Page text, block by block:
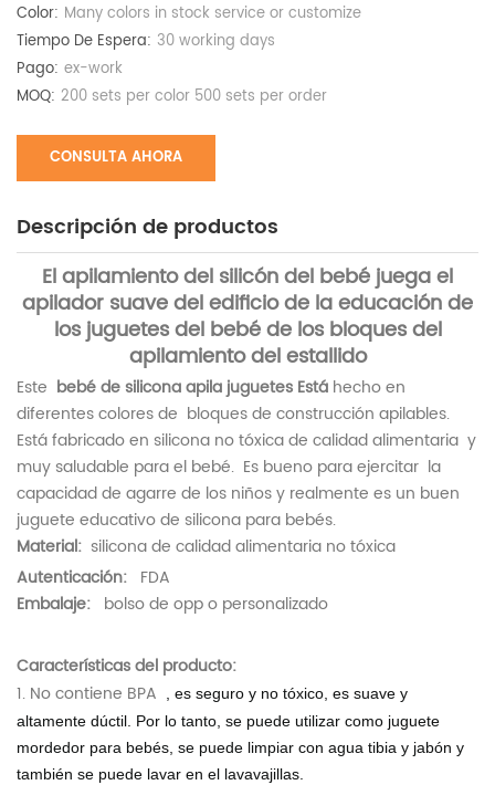
Color: Many colors in stock service or customize
Tiempo De Espera: 30 working days
Pago: ex-work
MOQ: 200 sets per color 500 sets per order
CONSULTA AHORA
Descripción de productos
El apilamiento del silicón del bebé juega el
apilador suave del edificio de la educación de
los juguetes del bebé de los bloques del
apilamiento del estallido
Este bebé de silicona apila juguetes Está hecho en
diferentes colores de bloques de construcción apilables.
Está fabricado en silicona no tóxicade calidad alimentaria y
muy saludable para el bebé. Es bueno paraejercitar la
capacidad de agarre de los niños y realmente es un buen
juguete educativo de silicona para bebés.
Material: silicona de calidad alimentaria no tóxica
Autenticación: FDA
Embalaje: bolso de opp o personalizado
Características del producto:
1. No contiene BPA
, es seguro y no tóxico, es suave y
altamente dúctil. Por lo tanto, se puede utilizar como juguete
mordedor para bebés, se puede limpiar con agua tibia y jabón y
también se puede lavar en el lavavajillas.